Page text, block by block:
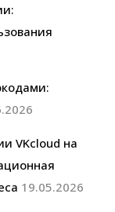
VKcloud на
19.05.2026